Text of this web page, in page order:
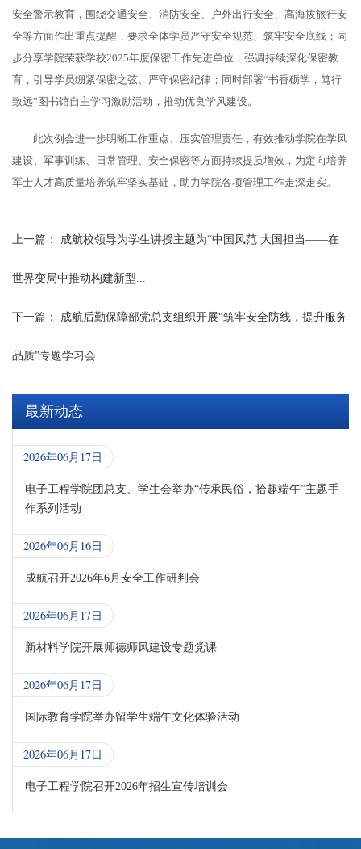
安全警示教育，围绕交通安全、消防安全、户外出行安全、高海拔旅行安
全等方面作出重点提醒，要求全体学员严守安全规范、筑牢安全底线；同
步分享学院荣获学校2025年度保密工作先进单位，强调持续深化保密教
育，引导学员绷紧保密之弦、严守保密纪律；同时部署“书香砺学，笃行
致远”图书馆自主学习激励活动，推动优良学风建设。
此次例会进一步明晰工作重点、压实管理责任，有效推动学院在学风
建设、军事训练、日常管理、安全保密等方面持续提质增效，为定向培养
军士人才高质量培养筑牢坚实基础，助力学院各项管理工作走深走实。
上一篇： 成航校领导为学生讲授主题为“中国风范 大国担当——在
世界变局中推动构建新型...
下一篇： 成航后勤保障部党总支组织开展“筑牢安全防线，提升服务
品质”专题学习会
最新动态
2026年06月17日
电子工程学院团总支、学生会举办“传承民俗，拾趣端午”主题手
作系列活动
2026年06月16日
成航召开2026年6月安全工作研判会
2026年06月17日
新材料学院开展师德师风建设专题党课
2026年06月17日
国际教育学院举办留学生端午文化体验活动
2026年06月17日
电子工程学院召开2026年招生宣传培训会